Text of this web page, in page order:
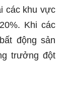
các khu vực
Khi các
động sản
trưởng đột